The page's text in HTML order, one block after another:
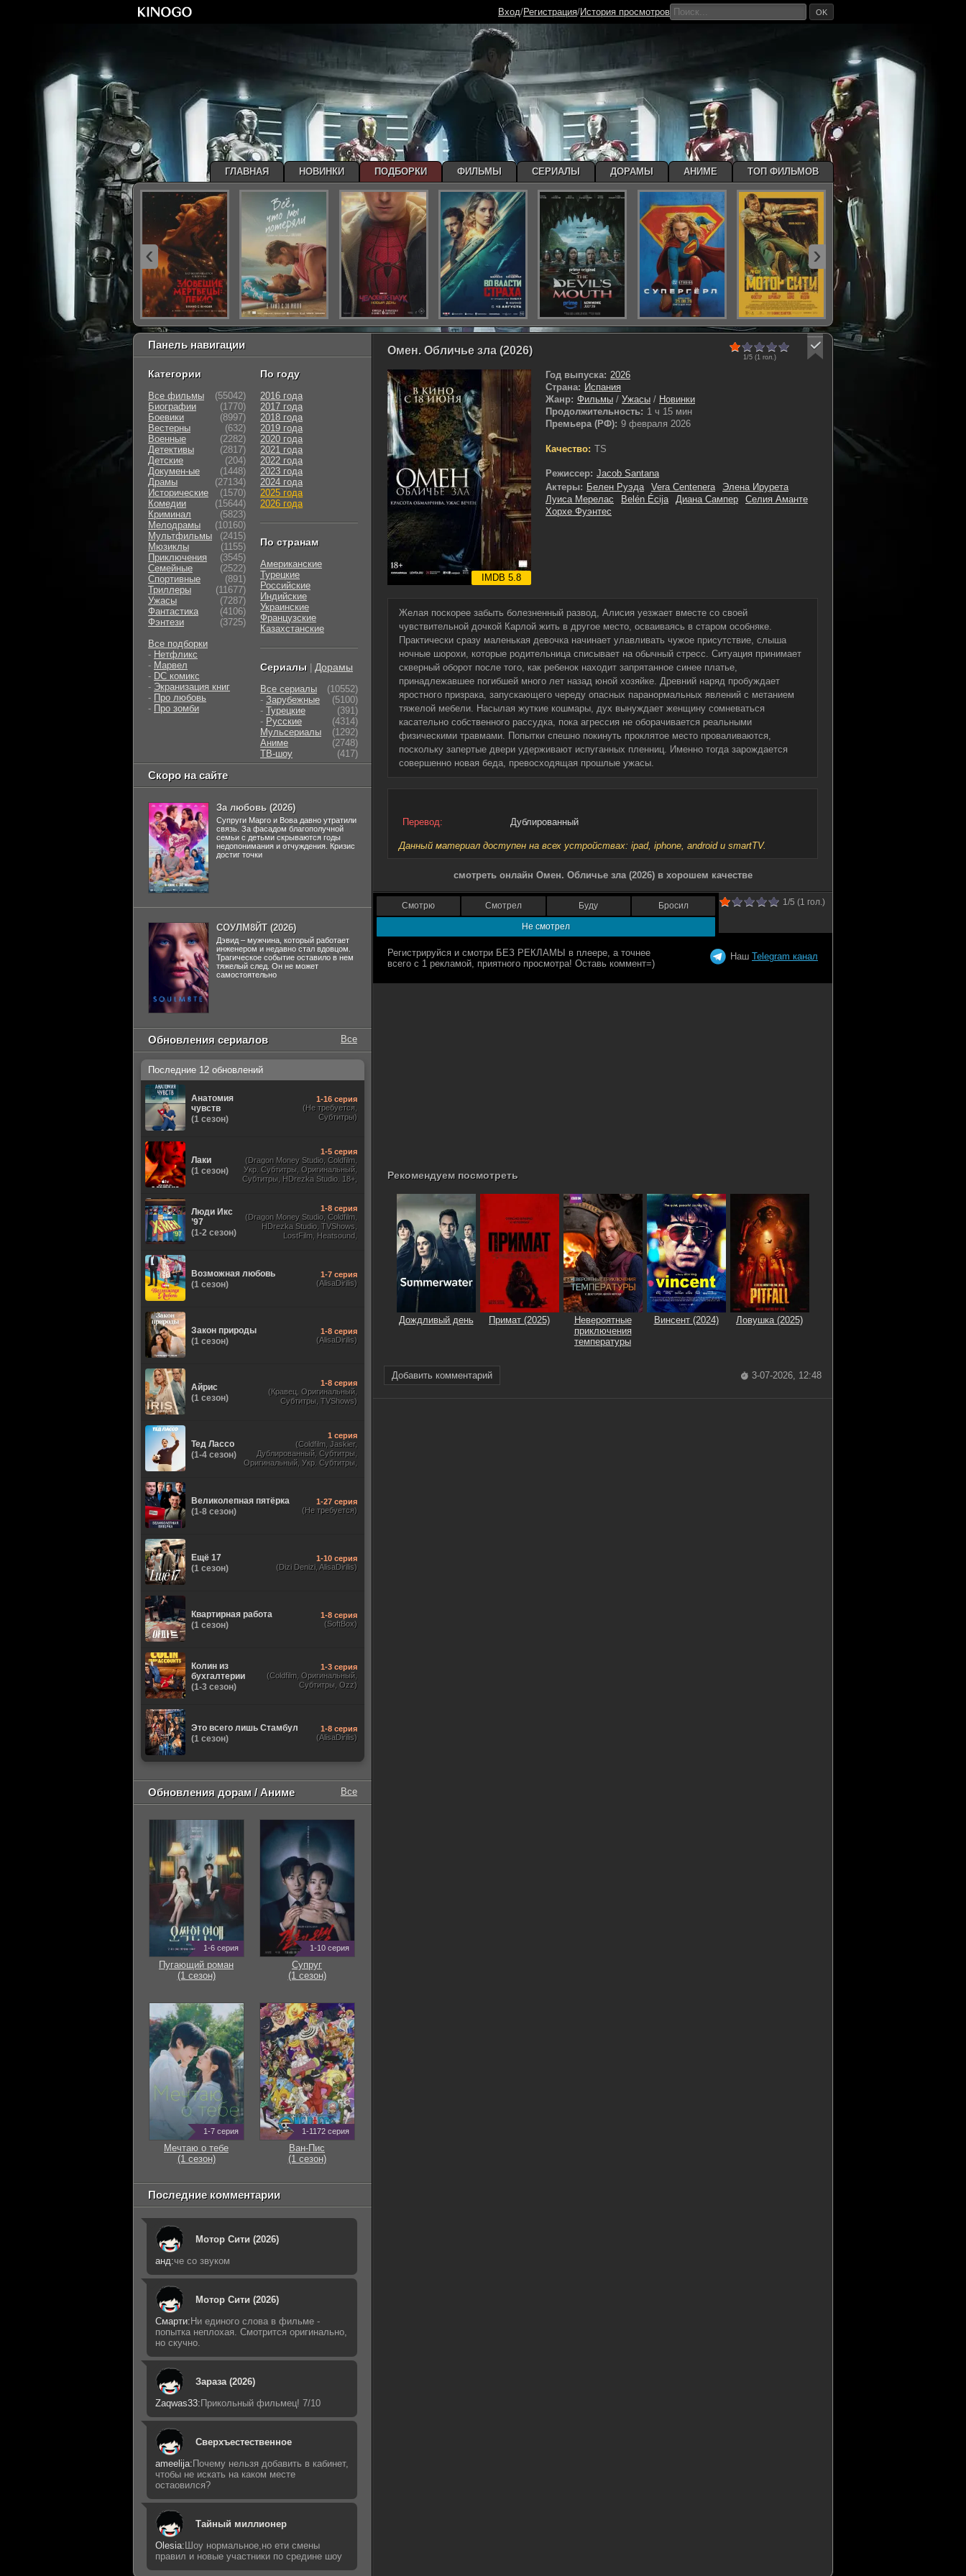
Омен. Обличье зла (2026)
1/5 (1гол.)
IMDB 5.8
Год выпуска: 2026
Страна: Испания
Жанр: Фильмы / Ужасы / Новинки
Продолжительность: 1 ч 15 мин
Премьера (РФ): 9 февраля 2026
Качество: TS
Режиссер: Jacob Santana
Актеры: Белен Руэда Vera Centenera
Элена Ирурета
Луиса Мерелас
Belén Écija Диана Сампер
Селия Аманте
Хорхе Фуэнтес
Желая поскорее забыть болезненный развод, Алисия уезжает вместе со своей
чувствительной дочкой Карлой жить в другое место, осваиваясь в старом особняке.
Практически сразу маленькая девочка начинает улавливать чужое присутствие, слыша
ночные шорохи, которые родительница списывает на обычный стресс. Ситуация принимает
скверный оборот после того, как ребенок находит запрятанное синее платье,
принадлежавшее погибшей много лет назад юной хозяйке. Древний наряд пробуждает
яростного призрака, запускающего череду опасных паранормальных явлений с метанием
тяжелой мебели. Насылая жуткие кошмары, дух вынуждает женщину сомневаться
касательно собственного рассудка, пока агрессия не оборачивается реальными
физическими травмами. Попытки спешно покинуть проклятое место проваливаются,
поскольку запертые двери удерживают испуганных пленниц. Именно тогда зарождается
совершенно новая беда, превосходящая прошлые ужасы.
Перевод: Дублированный
Данный материал доступен на всех устройствах: ipad, iphone, android и smartTV.
смотреть онлайн Омен. Обличье зла (2026) в хорошем качестве
1/5 (1 гол.)
Смотрю Смотрел Буду Бросил
Не смотрел
Наш Telegram канал
Рекомендуем посмотреть
Дождливый день Примат (2025)
Невероятные
приключения
температуры
Винсент (2024) Ловушка (2025)
Добавить комментарий 3-07-2026, 12:48
Панель навигации
Категории
Все фильмы
(55042)
Биографии
(1770)
Боевики
(8997)
Вестерны
(632)
Военные
(2282)
Детективы
(2817)
Детские
(204)
Докумен-ые
(1448)
Драмы
(27134)
Исторические
(1570)
Комедии
(15644)
Криминал
(5823)
Мелодрамы
(10160)
Мультфильмы
(2415)
Мюзиклы
(1155)
Приключения
(3545)
Семейные
(2522)
Cпортивные
(891)
Триллеры
(11677)
Ужасы
(7287)
Фантастика
(4106)
Фэнтези
(3725)
Все подборки
- Нетфликс
- Марвел
- DC комикс
- Экранизация книг
- Про любовь
- Про зомби
По году
2016 года
2017 года
2018 года
2019 года
2020 года
2021 года
2022 года
2023 года
2024 года
2025 года
2026 года
По странам
Американские
Турецкие
Российские
Индийские
Украинские
Французские
Казахстанские
Сериалы Дорамы
Все сериалы
(10552)
- Зарубежные
(5100)
- Турецкие
(391)
- Русские
(4314)
Мульсериалы
(1292)
Аниме
(2748)
ТВ-шоу
(417)
Скоро на сайте
За любовь (2026)
Супруги Марго и Вова давно утратили
связь. За фасадом благополучной
семьи с детьми скрываются годы
недопонимания и отчуждения. Кризис
достиг точки
СОУЛМ8ЙТ (2026)
Дэвид – мужчина, который работает
инженером и недавно стал вдовцом.
Трагическое событие оставило в нем
тяжелый след. Он не может
самостоятельно
Обновления сериалов Все
Последние 12 обновлений
Анатомия
чувств
(1 сезон)
1-16 серия
(Не требуется,
Субтитры)
Лаки
(1 сезон)
1-5 серия
(Dragon Money Studio, Coldfilm,
Укр. Субтитры, Оригинальный,
Субтитры, HDrezka Studio. 18+,
Люди Икс
’97
(1-2 сезон)
1-8 серия
(Dragon Money Studio, Coldfilm,
HDrezka Studio, TVShows,
LostFilm, Heatsound,
Возможная любовь
(1 сезон)
1-7 серия
(AlisaDirilis)
Закон природы
(1 сезон)
1-8 серия
(AlisaDirilis)
Айрис
(1 сезон)
1-8 серия
(Кравец, Оригинальный,
Субтитры, TVShows)
Тед Лассо
(1-4 сезон)
1 серия
(Coldfilm, Jaskier,
Дублированный, Субтитры,
Оригинальный, Укр. Субтитры,
Великолепная пятёрка
(1-8 сезон)
1-27 серия
(Не требуется)
Ещё 17
(1 сезон)
1-10 серия
(Dizi Denizi, AlisaDirilis)
Квартирная работа
(1 сезон)
1-8 серия
(SoftBox)
Колин из
бухгалтерии
(1-3 сезон)
1-3 серия
(Coldfilm, Оригинальный,
Субтитры, Ozz)
Это всего лишь Стамбул
(1 сезон)
1-8 серия
(AlisaDirilis)
Обновления дорам / Аниме Все
1-6 серия
Пугающий роман
(1 сезон)
1-10 серия
Супруг
(1 сезон)
1-7 серия
Мечтаю о тебе
(1 сезон)
1-1172 серия
Ван-Пис
(1 сезон)
Последние комментарии
Мотор Сити (2026)
анд:че со звуком
Мотор Сити (2026)
Смарти: Ни единого слова в фильме -
попытка неплохая. Смотрится оригинально,
но скучно.
Зараза (2026)
Zaqwas33: Прикольный фильмец! 7/10
Сверхъестественное
ameelija: Почему нельзя добавить в кабинет,
чтобы не искать на каком месте
остаовился?
Тайный миллионер
Olesia: Шоу нормальное,но ети смены
правил и новые участники по средине шоу
ГЛАВНАЯ НОВИНКИ ПОДБОРКИ ФИЛЬМЫ СЕРИАЛЫ ДОРАМЫ АНИМЕ ТОП ФИЛЬМОВ
‹ ›
Вход/Регистрация/История просмотров OK